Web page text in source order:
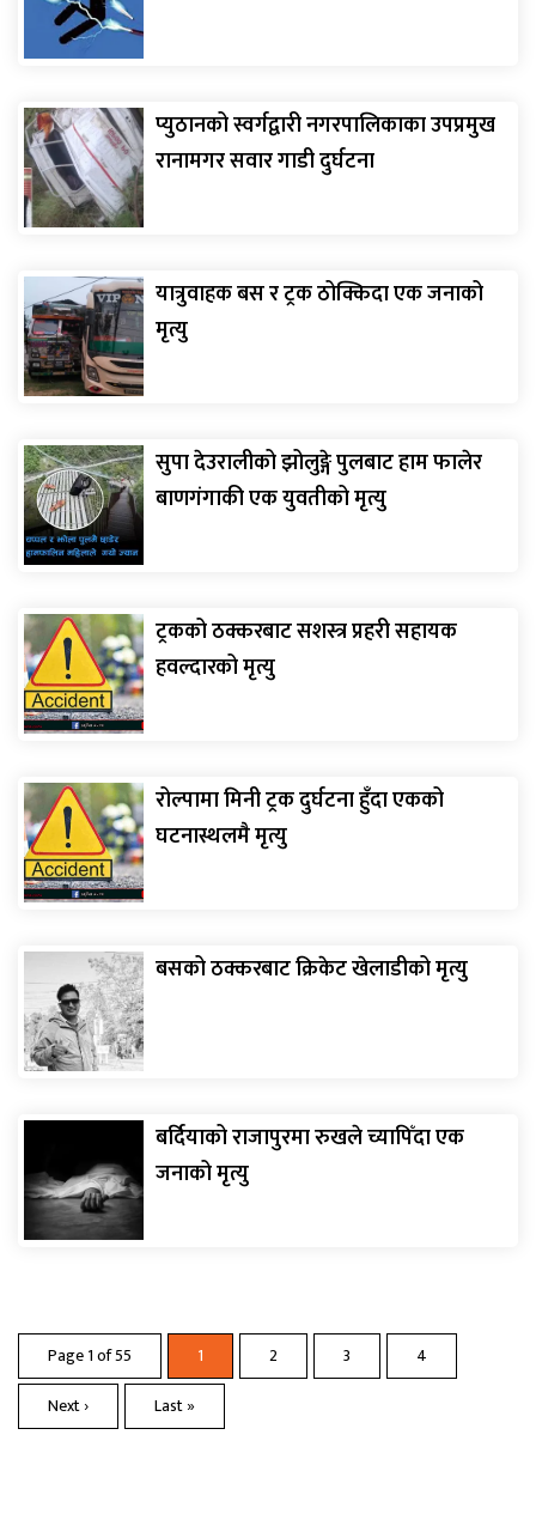
प्युठानको स्वर्गद्वारी नगरपालिकाका उपप्रमुख
रानामगर सवार गाडी दुर्घटना
यात्रुवाहक बस र ट्रक ठोक्किदा एक जनाको
मृत्यु
सुपा देउरालीको झोलुङ्गे पुलबाट हाम फालेर
बाणगंगाकी एक युवतीको मृत्यु
ट्रकको ठक्करबाट सशस्त्र प्रहरी सहायक
हवल्दारको मृत्यु
रोल्पामा मिनी ट्रक दुर्घटना हुँदा एकको
घटनास्थलमै मृत्यु
बसको ठक्करबाट क्रिकेट खेलाडीको मृत्यु
बर्दियाको राजापुरमा रुखले च्यापिँदा एक
जनाको मृत्यु
Page 1 of 55 1 2 3
4
Next ›
Last »